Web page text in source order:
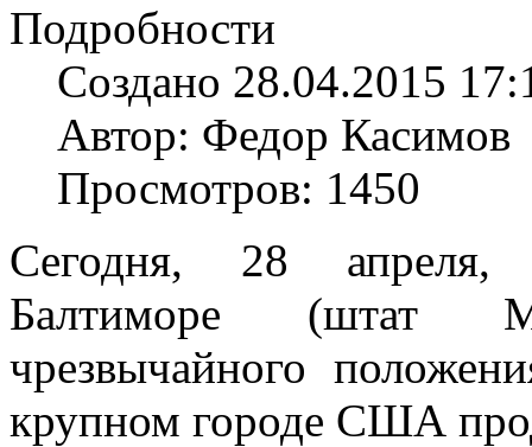
Подробности
Создано 28.04.2015
Автор: Федор Касимов
Просмотров: 1450
Сегодня, 28
Балтиморе (штат
чрезвычайного
крупном городе США